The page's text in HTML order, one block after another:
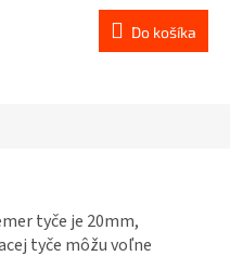
Do košíka
tyče je 20mm,
tyče môžu voľne